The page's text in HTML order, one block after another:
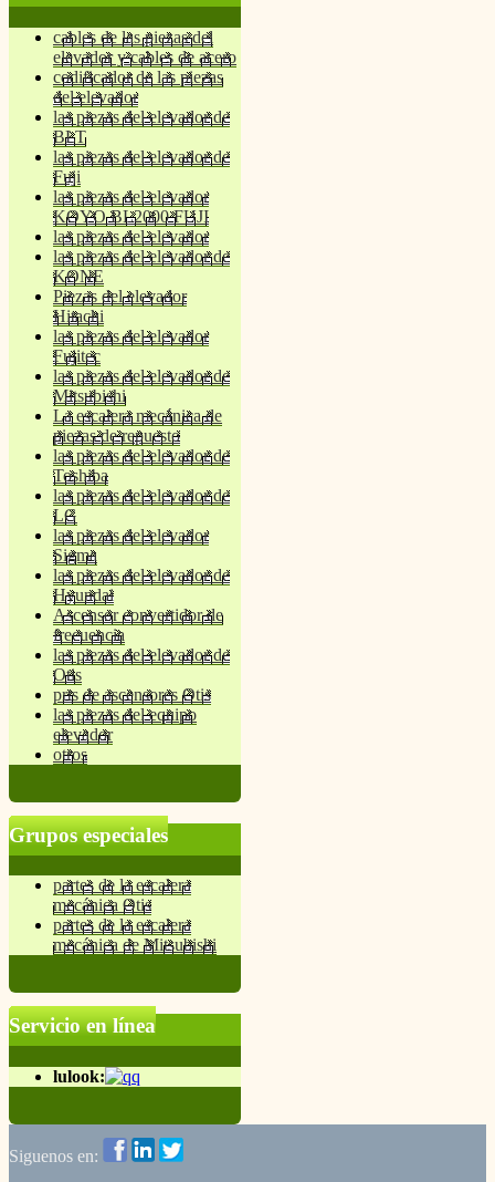
cables de las piezas del
elevador y cables de acero
codificador de las piezas
del elevador
las piezas del elevador de
BLT
las piezas del elevador de
Fuji
las piezas del elevador
KOYO BL2000 FUJI
las piezas del elevador
las piezas del elevador de
KONE
Piezas del elevador
Hitachi
las piezas del elevador
Fujitec
las piezas del elevador de
Mitsubishi
La escalera mecánica de
piezas de repuesto
las piezas del elevador de
Toshiba
las piezas del elevador de
LG
las piezas del elevador
Sigma
las piezas del elevador de
Hyundai
Ascensor convertidor de
frecuencia
las piezas del elevador de
Otis
prts de ascensores Otis
las piezas del equipo
elevador
otros
Grupos especiales
partes de la escalera
mecánica Otis
partes de la escalera
mecánica de Mitsubishi
Servicio en línea
lulook:
Siguenos en: